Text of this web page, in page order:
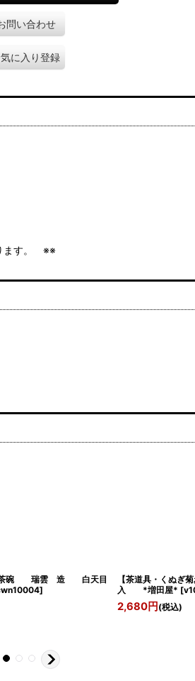
問い合わせ
に入り登録
ます。 ※※
茶碗 瑞雲 造 白天目
]
【茶道具・くぬ
入 *増田屋* [
2,680円 (税込)